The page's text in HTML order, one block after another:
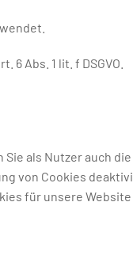
Abs. 1 lit. f DSGVO.
als Nutzer auch
von Cookies
für unsere